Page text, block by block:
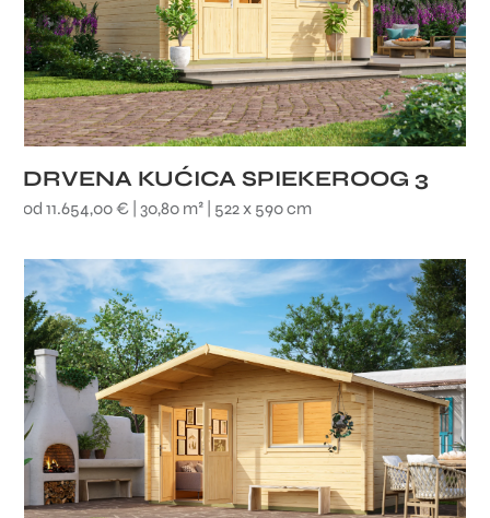
DRVENA KUĆICA SPIEKEROOG 3
od 11.654,00 € | 30,80 m² | 522 x 590 cm